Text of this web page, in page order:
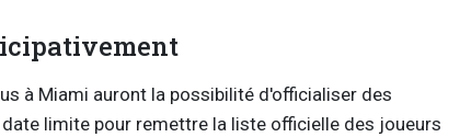
à Miami auront la possibilité d'officialiser des
limite pour remettre la liste officielle des joueurs